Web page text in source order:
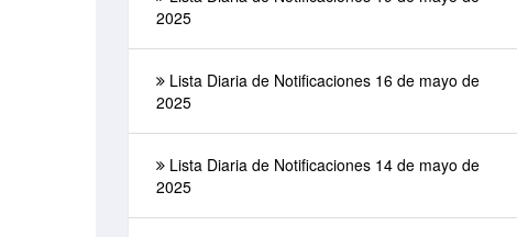
2025
Lista Diaria de Notificaciones 16 de mayo de
2025
Lista Diaria de Notificaciones 14 de mayo de
2025